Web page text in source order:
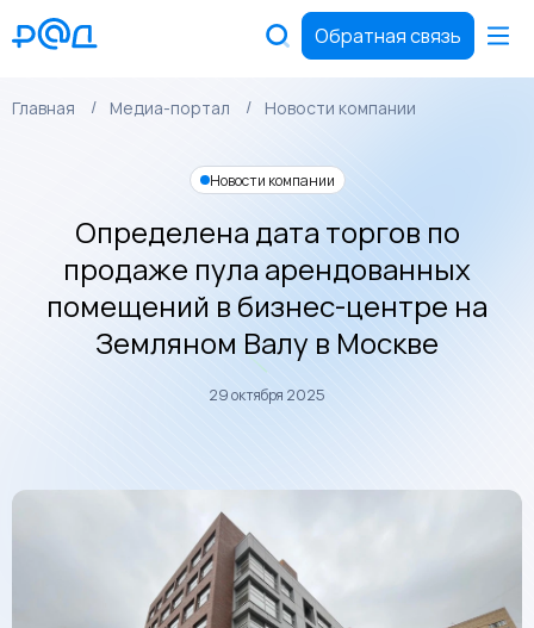
Обратная связь
Главная Медиа-портал Новости компании
Новости компании
Определена дата торгов по
продаже пула арендованных
помещений в бизнес-центре на
Земляном Валу в Москве
29 октября 2025